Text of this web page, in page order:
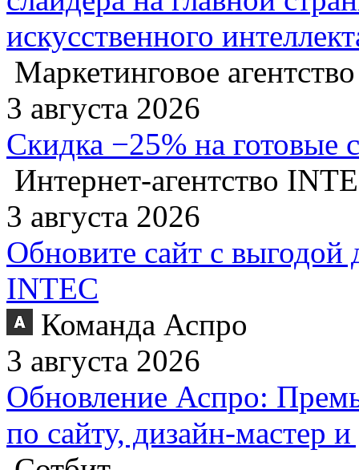
искусственного
Маркетинговое
3 августа 2026
Скидка −25% на готовые
Интернет-агентство
3 августа 2026
Обновите сайт с выгодой
INTEC
Команда Аспро
3 августа 2026
Обновление Аспро:
по сайту, дизайн-мастер